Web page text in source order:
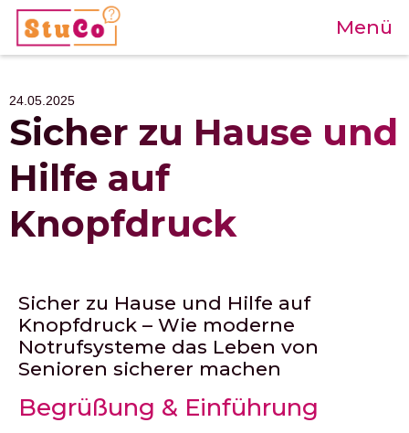
Menü
24.05.2025
Sicher zu Hause und
Hilfe auf
Knopfdruck
Sicher zu Hause und Hilfe auf
Knopfdruck – Wie moderne
Notrufsysteme das Leben von
Senioren sicherer machen
Begrüßung & Einführung